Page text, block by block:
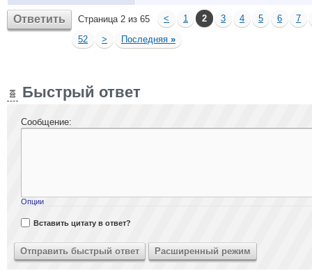
Ответить Страница 2 из 65 < 1 2 3 4 5 6
7
52
> Последняя »
Быстрый ответ
Сообщение:
Опции
Вставить цитату в ответ?